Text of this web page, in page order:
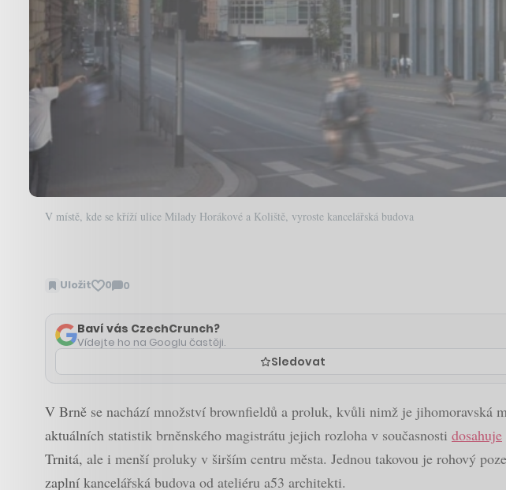
V místě, kde se kříží ulice Milady Horákové a Koliště, vyroste kancelářská budova
Uložit 0 0
Zobrazit
Baví vás CzechCrunch?
Vídejte ho na Googlu častěji.
Sledovat
V Brně se nachází množství brownfieldů a proluk, kvůli nimž je jihomoravská
aktuálních statistik brněnského magistrátu jejich rozloha v současnosti dosahuje
Trnitá, ale i menší proluky v širším centru města. Jednou takovou je rohový
zaplní kancelářská budova od ateliéru a53 architekti.